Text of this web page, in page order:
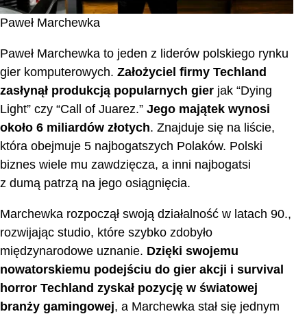
Paweł Marchewka
Paweł Marchewka to jeden z liderów polskiego rynku
gier komputerowych. Założyciel firmy Techland
zasłynął produkcją popularnych gier jak “Dying
Light” czy “Call of Juarez.” Jego majątek wynosi
około 6 miliardów złotych. Znajduje się na liście,
która obejmuje 5 najbogatszych Polaków. Polski
biznes wiele mu zawdzięcza, a inni najbogatsi
z dumą patrzą na jego osiągnięcia.
Marchewka rozpoczął swoją działalność w latach 90.,
rozwijając studio, które szybko zdobyło
międzynarodowe uznanie. Dzięki swojemu
nowatorskiemu podejściu do gier akcji i survival
horror Techland zyskał pozycję w światowej
branży gamingowej, a Marchewka stał się jednym